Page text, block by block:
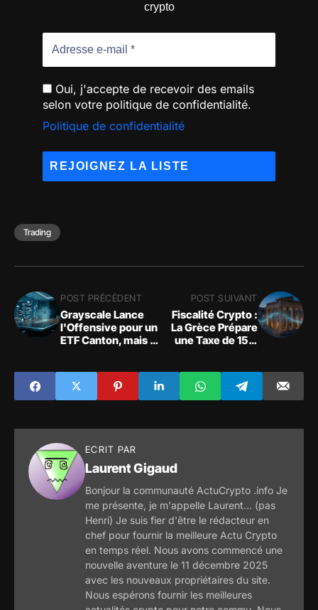
crypto
Oui, j'accepte de recevoir des emails
selon votre politique de confidentialité.
Politique de confidentialité
Trading
POST PRÉCÉDENT
Grayscale Lance
l'Offensive pour un
ETF Canton, mais le
POST SUIVANT
Fiscalité Crypto :
La Grèce Prépare
une Taxe de 15%
ECRIT PAR
Laurent Gigaud
Bonjour la communauté ActuCrypto .info Je
me présente, je m'appelle Laurent... (pas
Henri) Je suis fier d'être le rédacteur en
chef pour fournir la meilleure Actu Crypto
en temps réel. Nous avons commencé une
nouvelle aventure le 11 décembre 2025
avec les nouveaux propriétaires du site.
Nous espérons fournir les meilleures